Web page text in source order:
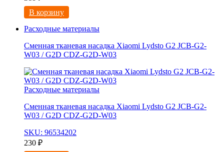
В корзину
Расходные материалы
Сменная тканевая насадка Xiaomi Lydsto G2 JCB-G2-
W03 / G2D CDZ-G2D-W03
Расходные материалы
Сменная тканевая насадка Xiaomi Lydsto G2 JCB-G2-
W03 / G2D CDZ-G2D-W03
SKU: 96534202
230 ₽